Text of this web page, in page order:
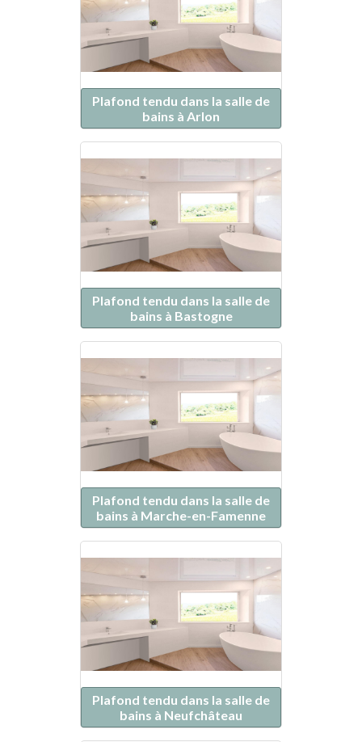
Plafond tendu dans la salle de
bains à Arlon
Plafond tendu dans la salle de
bains à Bastogne
Plafond tendu dans la salle de
bains à Marche-en-Famenne
Plafond tendu dans la salle de
bains à Neufchâteau